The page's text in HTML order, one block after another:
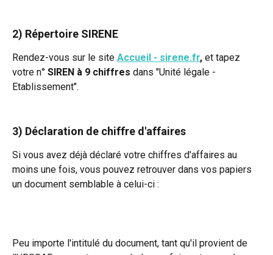
2) Répertoire SIRENE
Rendez-vous sur le site Accueil - sirene.fr, et tapez
votre n° SIREN à 9 chiffres dans "Unité légale -
Etablissement".
3) Déclaration de chiffre d'affaires
Si vous avez déjà déclaré votre chiffres d'affaires au
moins une fois, vous pouvez retrouver dans vos papiers
un document semblable à celui-ci :
Peu importe l'intitulé du document, tant qu'il provient de